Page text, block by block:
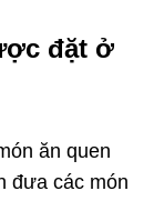
đặt ở
ăn quen
đưa các món